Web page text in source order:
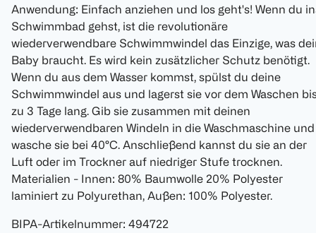
Anwendung: Einfach anziehen und los geht's! Wenn du
Schwimmbad gehst, ist die revolutionäre
wiederverwendbare Schwimmwindel das Einzige, was
Baby braucht. Es wird kein zusätzlicher Schutz benötigt.
Wenn du aus dem Wasser kommst, spülst du deine
Schwimmwindel aus und lagerst sie vor dem Waschen
zu 3 Tage lang. Gib sie zusammen mit deinen
wiederverwendbaren Windeln in die Waschmaschine und
wasche sie bei 40°C. Anschließend kannst du sie an der
Luft oder im Trockner auf niedriger Stufe trocknen.
Materialien - Innen: 80% Baumwolle 20% Polyester
laminiert zu Polyurethan, Außen: 100% Polyester.
BIPA-Artikelnummer: 494722